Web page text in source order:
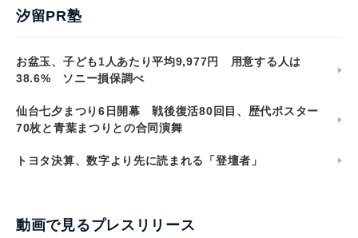
汐留PR塾
お盆玉、子ども1人あたり平均9,977円 用意する人は
38.6% ソニー損保調べ
仙台七夕まつり6日開幕 戦後復活80回目、歴代ポスター
70枚と青葉まつりとの合同演舞
トヨタ決算、数字より先に読まれる「登壇者」
動画で見るプレスリリース